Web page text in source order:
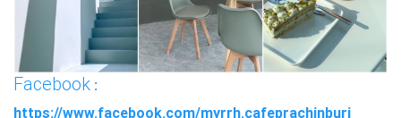
Facebook :
https://www.facebook.com/myrrh.cafeprachinburi